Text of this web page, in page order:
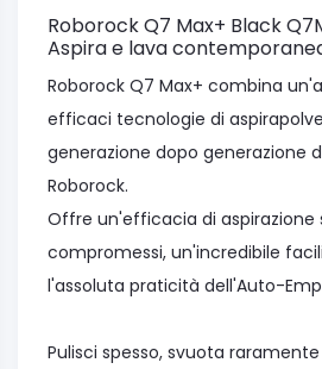
Roborock Q7 Max+ Black
Aspira e lava
Roborock Q7 Max+ combina
efficaci tecnologie di
generazione dopo generazione
Roborock.
Offre un'efficacia di aspirazione
compromessi, un'incredibile
l'assoluta praticità dell'Auto-
Pulisci spesso, svuota